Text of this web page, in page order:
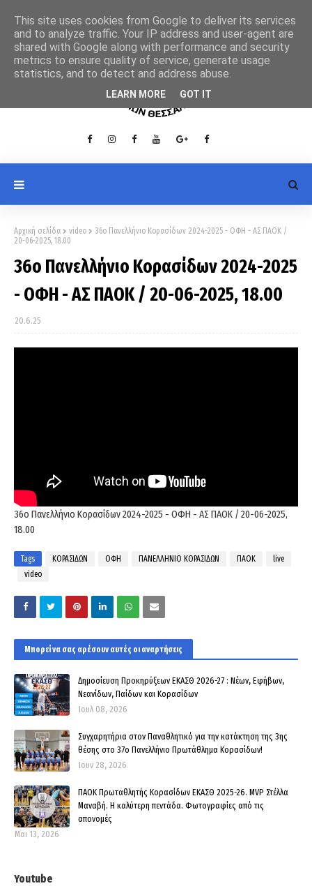
Αρχική σελίδα video
36ο Πανελλήνιο Κορασίδων 2024-2025 - ΟΦΗ - ΑΣ ΠΑΟΚ /
20-06-2025, 18.00
36ο Πανελλήνιο Κορασίδων 2024-2025
- ΟΦΗ - ΑΣ ΠΑΟΚ / 20-06-2025, 18.00
20.6.25
36ο Πανελλήνιο Κορασίδων 2024-2025 - ΟΦΗ - ΑΣ ΠΑΟΚ / 20-06-2025,
18.00
Tags ΚΟΡΑΣΙΔΩΝ ΟΦΗ ΠΑΝΕΛΛΗΝΙΟ ΚΟΡΑΣΙΔΩΝ ΠΑΟΚ
live
video
Μπορεί να σας αρέσουν αυτές οι αναρτήσεις
Δημοσίευση Προκηρύξεων ΕΚΑΣΘ 2026-27 : Νέων, Εφήβων,
Νεανίδων, Παίδων και Κορασίδων
Ιουλ 08, 2026
Συγχαρητήρια στον Παναθλητικό για την κατάκτηση της 3ης
θέσης στο 37ο Πανελλήνιο Πρωτάθλημα Κορασίδων!
Ιουν 28, 2026
ΠΑΟΚ Πρωταθλητής Κορασίδων ΕΚΑΣΘ 2025-26. MVP Στέλλα
Μαναβή. Η καλύτερη πεντάδα. Φωτογραφίες από τις
απονομές
Μαι 13, 2026
Youtube
This site uses cookies from Google to deliver its services
and to analyze traffic. Your IP address and user-agent are
shared with Google along with performance and security
metrics to ensure quality of service, generate usage
statistics, and to detect and address abuse.
LEARN MORE GOT IT